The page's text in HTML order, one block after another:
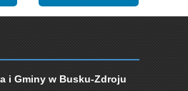
i Gminy w Busku-Zdroju